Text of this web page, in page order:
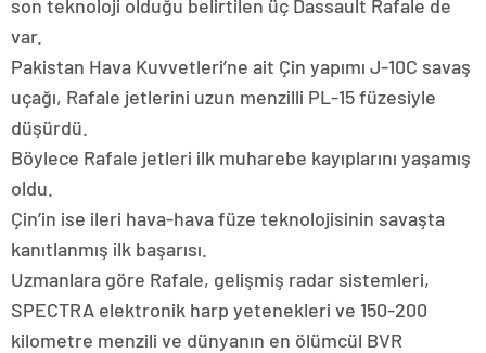
son teknoloji olduğu belirtilen üç Dassault Rafale de
var.
Pakistan Hava Kuvvetleri’ne ait Çin yapımı J-10C savaş
uçağı, Rafale jetlerini uzun menzilli PL-15 füzesiyle
düşürdü.
Böylece Rafale jetleri ilk muharebe kayıplarını yaşamış
oldu.
Çin’in ise ileri hava-hava füze teknolojisinin savaşta
kanıtlanmış ilk başarısı.
Uzmanlara göre Rafale, gelişmiş radar sistemleri,
SPECTRA elektronik harp yetenekleri ve 150-200
kilometre menzili ve dünyanın en ölümcül BVR